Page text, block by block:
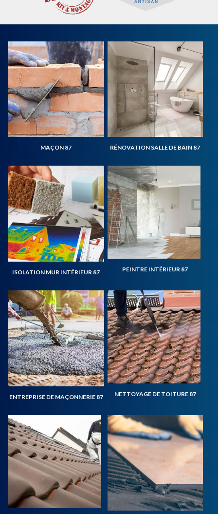
MAÇON 87 RÉNOVATION SALLE DE BAIN 87
ISOLATION MUR INTÉRIEUR 87 PEINTRE INTÉRIEUR 87
ENTREPRISE DE MAÇONNERIE 87 NETTOYAGE DE TOITURE 87